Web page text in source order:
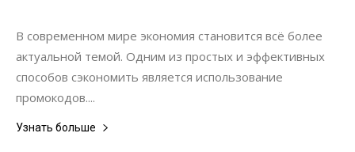
В современном мире экономия становится всё более
актуальной темой. Одним из простых и эффективных
способов сэкономить является использование
промокодов....
Узнать больше